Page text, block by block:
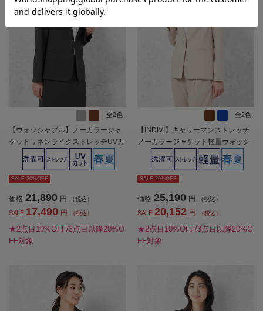
全2色
【ウォッシャブル】ノーカラージャ
ケットリネンライクストレッチUVカ
ットSOFFICE春夏【レディース】
SALE 20%OFF
価格 21,890 円 （税込）
SALE 17,490 円 （税込）
★2点目10%OFF/3点目以降20%O
FF対象
全2色
【INDIVI】キャリーマンストレッチ
ノーカラージャケット軽量ウォッシ
ャブル春夏【レディース】
SALE 20%OFF
価格 25,190 円 （税込）
SALE 20,152 円 （税込）
★2点目10%OFF/3点目以降20%O
FF対象